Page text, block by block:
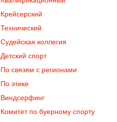
Крейсерский
Технический
Судейская коллегия
Детский спорт
По связям с регионами
По этике
Виндсерфинг
Комитет по буерному спорту